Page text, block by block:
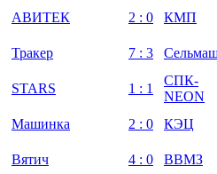
АВИТЕК 2 : 0
КМП
Тракер 7 : 3
STARS 1 : 1
СПК-
NEON
Машинка 2 : 0
КЭЦ
Вятич 4 : 0
ВВМЗ